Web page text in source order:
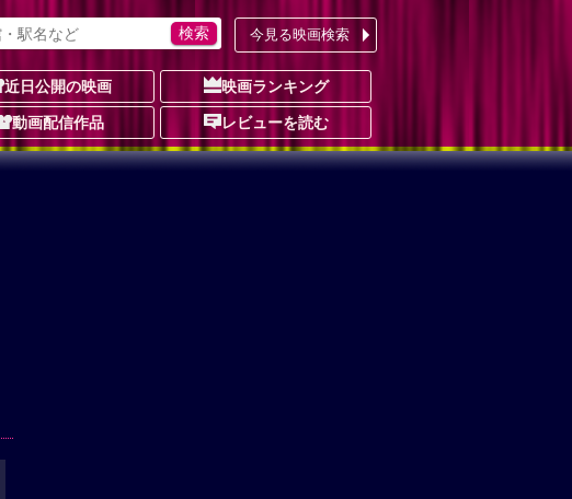
今見る映画検索
近日公開の映画 映画ランキング
動画配信作品 レビューを読む